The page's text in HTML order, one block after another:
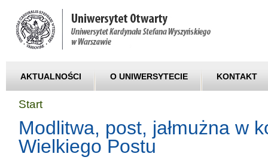
AKTUALNOŚCI O UNIWERSYTECIE KONTAKT
Start
Modlitwa, post, jałmużna w
Wielkiego Postu